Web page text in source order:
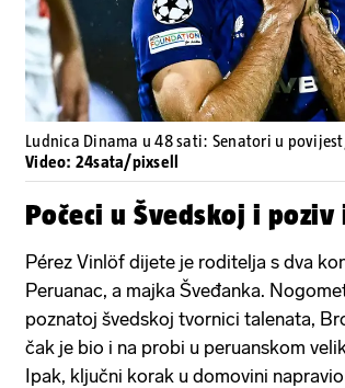
Ludnica Dinama u 48 sati: Senatori u
Video: 24sata/pixsell
Počeci u Švedskoj i poziv
Pérez Vinlöf dijete je roditelja s dva
Peruanac, a majka Šveđanka.
poznatoj švedskoj tvornici talenata,
čak je bio i na probi u peruanskom
Ipak, ključni korak u domovini